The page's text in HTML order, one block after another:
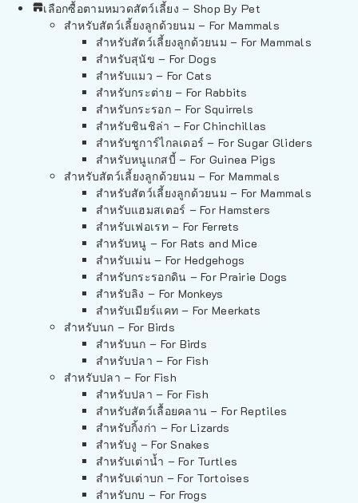
เลือกซื้อตามหมวดสัตว์เลี้ยง – Shop By Pet
สำหรับสัตว์เลี้ยงลูกด้วยนม – For Mammals
สำหรับสัตว์เลี้ยงลูกด้วยนม – For Mammals
สำหรับสุนัข – For Dogs
สำหรับแมว – For Cats
สำหรับกระต่าย – For Rabbits
สำหรับกระรอก – For Squirrels
สำหรับชินชิล่า – For Chinchillas
สำหรับชูการ์ไกลเดอร์ – For Sugar Gliders
สำหรับหนูแกสบี้ – For Guinea Pigs
สำหรับสัตว์เลี้ยงลูกด้วยนม – For Mammals
สำหรับสัตว์เลี้ยงลูกด้วยนม – For Mammals
สำหรับแฮมสเตอร์ – For Hamsters
สำหรับเฟอเรท – For Ferrets
สำหรับหนู – For Rats and Mice
สำหรับเม่น – For Hedgehogs
สำหรับกระรอกดิน – For Prairie Dogs
สำหรับลิง – For Monkeys
สำหรับเมียร์แคท – For Meerkats
สำหรับนก – For Birds
สำหรับนก – For Birds
สำหรับปลา – For Fish
สำหรับปลา – For Fish
สำหรับปลา – For Fish
สำหรับสัตว์เลื้อยคลาน – For Reptiles
สำหรับกิ้งก่า – For Lizards
สำหรับงู – For Snakes
สำหรับเต่าน้ำ – For Turtles
สำหรับเต่าบก – For Tortoises
สำหรับกบ – For Frogs